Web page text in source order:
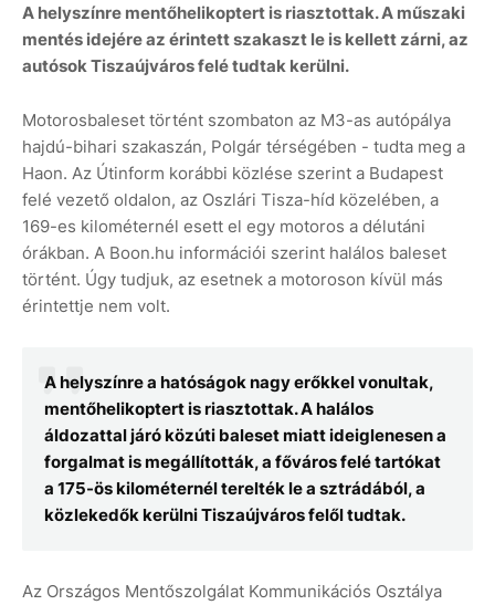
A helyszínre mentőhelikoptert is riasztottak. A műszaki
mentés idejére az érintett szakaszt le is kellett zárni, az
autósok Tiszaújváros felé tudtak kerülni.
Motorosbaleset történt szombaton az M3-as autópálya
hajdú-bihari szakaszán, Polgár térségében - tudta meg a
Haon. Az Útinform korábbi közlése szerint a Budapest
felé vezető oldalon, az Oszlári Tisza-híd közelében, a
169-es kilométernél esett el egy motoros a délutáni
órákban. A Boon.hu információi szerint halálos baleset
történt. Úgy tudjuk, az esetnek a motoroson kívül más
érintettje nem volt.
A helyszínre a hatóságok nagy erőkkel vonultak,
mentőhelikoptert is riasztottak. A halálos
áldozattal járó közúti baleset miatt ideiglenesen a
forgalmat is megállították, a főváros felé tartókat
a 175-ös kilométernél terelték le a sztrádából, a
közlekedők kerülni Tiszaújváros felől tudtak.
Az Országos Mentőszolgálat Kommunikációs Osztálya